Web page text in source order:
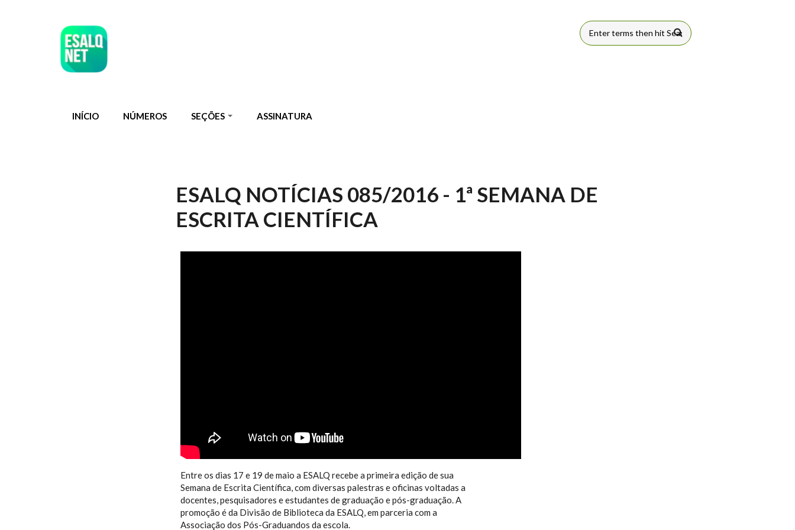
FORMULÁRIO
INÍCIO NÚMEROS SEÇÕES ASSINATURA
ESALQ NOTÍCIAS 085/2016 - 1ª SEMANA DE
ESCRITA CIENTÍFICA
Entre os dias 17 e 19 de maio a ESALQ recebe a primeira edição de sua
Semana de Escrita Científica, com diversas palestras e oficinas voltadas a
docentes, pesquisadores e estudantes de graduação e pós-graduação. A
promoção é da Divisão de Biblioteca da ESALQ, em parceria com a
Associação dos Pós-Graduandos da escola.